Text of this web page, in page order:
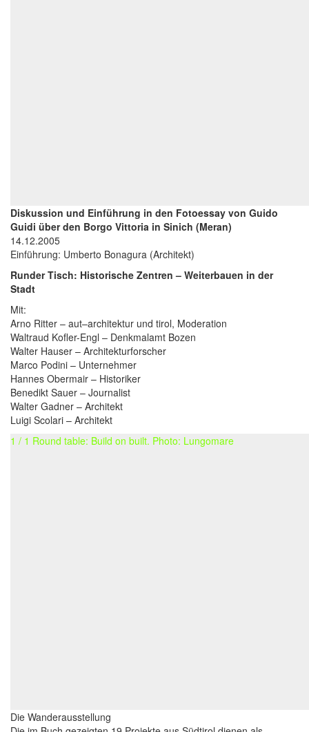
Diskussion und Einführung in den Fotoessay von Guido
Guidi über den Borgo Vittoria in Sinich (Meran)
14.12.2005
Einführung: Umberto Bonagura (Architekt)
Runder Tisch: Historische Zentren – Weiterbauen in der
Stadt
Mit:
Arno Ritter – aut–architektur und tirol, Moderation
Waltraud Kofler-Engl – Denkmalamt Bozen
Walter Hauser – Architekturforscher
Marco Podini – Unternehmer
Hannes Obermair – Historiker
Benedikt Sauer – Journalist
Walter Gadner – Architekt
Luigi Scolari – Architekt
1 / 1 Round table: Build on built. Photo: Lungomare
Die Wanderausstellung